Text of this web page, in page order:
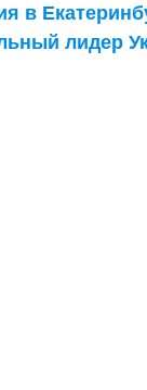
в
лидер